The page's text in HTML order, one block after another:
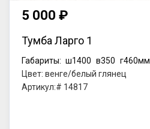
5 000 ₽
Тумба Ларго 1
Габариты: ш1400 в350 г460мм
Цвет: венге/белый глянец
Артикул:# 14817